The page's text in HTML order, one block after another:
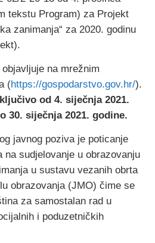
tekstu Program) za Projekt
zanimanja“ za 2020. godinu
na mrežnim
(https://gospodarstvo.gov.hr/).
od 4. siječnja 2021.
30. siječnja 2021. godine.
javnog poziva je poticanje
na sudjelovanje u obrazovanju
u sustavu vezanih obrta
obrazovanja (JMO) čime se
za samostalan rad u
i poduzetničkih